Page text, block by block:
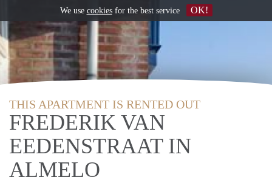
THIS APARTMENT IS RENTED OUT
FREDERIK VAN
EEDENSTRAAT IN
ALMELO
We use cookiesfor the best service OK!